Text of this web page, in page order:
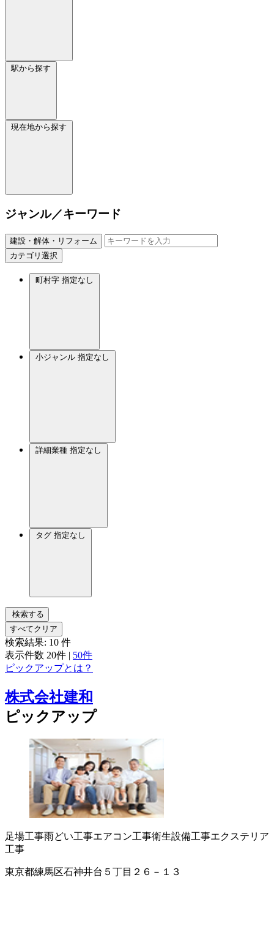
駅から探す
現在地から探す
ジャンル／キーワード
建設・解体・リフォーム
カテゴリ選択
町村字 指定なし
小ジャンル 指定なし
詳細業種 指定なし
タグ 指定なし
検索する
すべてクリア
検索結果: 10 件
表示件数 20件 | 50件
ピックアップとは？
株式会社建和
ピックアップ
足場工事雨どい工事エアコン工事衛生設備工事エクステリア
工事
東京都練馬区石神井台５丁目２６－１３